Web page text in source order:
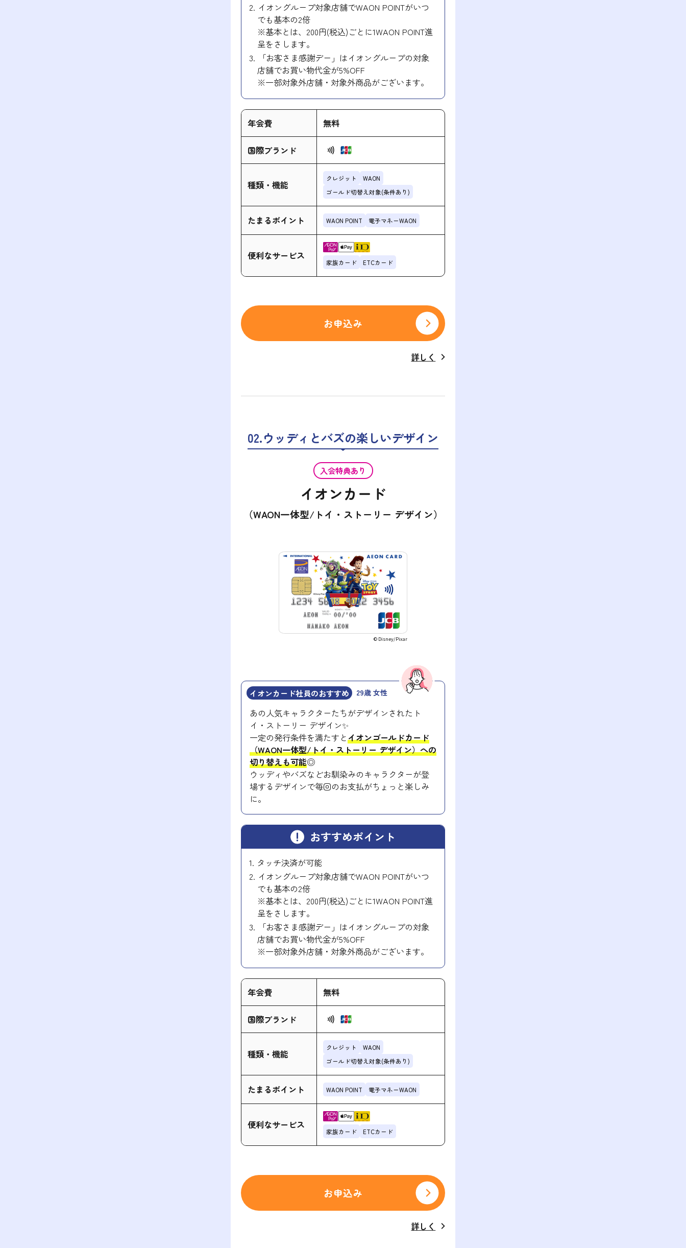
イオングループ対象店舗でWAON POINTがいつ
でも基本の2倍
※基本とは、200円(税込)ごとに1WAON POINT進
呈をさします。
「お客さま感謝デー」はイオングループの対象
店舗でお買い物代金が5%OFF
※一部対象外店舗・対象外商品がございます。
年会費 無料
国際ブランド
種類・機能
クレジット
WAON
ゴールド切替え対象(条件あり)
たまるポイント WAON POINT 電子マネーWAON
便利なサービス
家族カード ETCカード
お申込み
詳しく
02.ウッディとバズの楽しいデザイン
入会特典あり
イオンカード
（WAON一体型/トイ・ストーリー デザイン）
© Disney/Pixar
イオンカード社員のおすすめ 29歳 女性
あの人気キャラクターたちがデザインされたト
イ・ストーリー デザイン✨
一定の発行条件を満たすとイオンゴールドカード
（WAON一体型/トイ・ストーリー デザイン）への
切り替えも可能◎
ウッディやバズなどお馴染みのキャラクターが登
場するデザインで毎回のお支払がちょっと楽しみ
に。
おすすめポイント
タッチ決済が可能
イオングループ対象店舗でWAON POINTがいつ
でも基本の2倍
※基本とは、200円(税込)ごとに1WAON POINT進
呈をさします。
「お客さま感謝デー」はイオングループの対象
店舗でお買い物代金が5%OFF
※一部対象外店舗・対象外商品がございます。
年会費 無料
国際ブランド
種類・機能
クレジット
WAON
ゴールド切替え対象(条件あり)
たまるポイント WAON POINT 電子マネーWAON
便利なサービス
家族カード ETCカード
お申込み
詳しく